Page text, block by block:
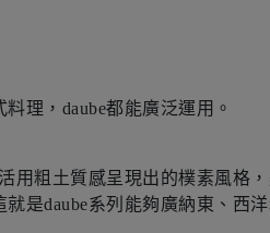
理，daube都能廣泛運用。
用粗土質感呈現出的樸素風格，
就是daube系列能夠廣納東、西